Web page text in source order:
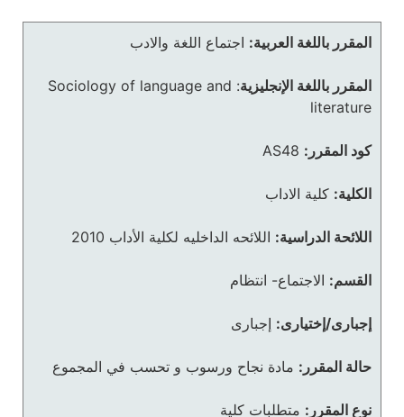
المقرر باللغة العربية: اجتماع اللغة والادب
المقرر باللغة الإنجليزية:
Sociology of language and
literature
كود المقرر: AS48
الكلية: كلية الاداب
اللائحة الدراسية: اللائحه الداخليه لكلية الأداب 2010
القسم: الاجتماع- انتظام
إجبارى/إختيارى: إجبارى
حالة المقرر: مادة نجاح ورسوب و تحسب في المجموع
نوع المقرر: متطلبات كلية